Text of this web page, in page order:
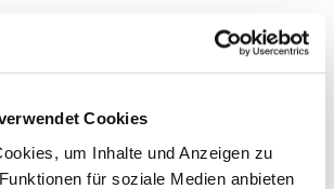
Cookies
um Inhalte und Anzeigen zu
für soziale Medien anbieten
Verlängerung von 91 cm bis 183 cm. Hergestellt aus
Flugzeug-Alu…Mehr